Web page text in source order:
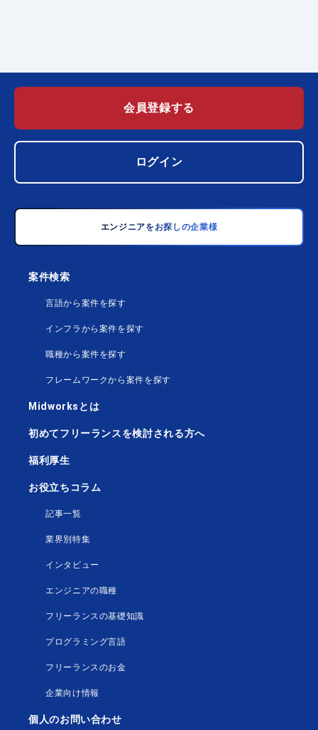
会員登録する
ログイン
エンジニアをお探しの企業様
案件検索
言語から案件を探す
インフラから案件を探す
職種から案件を探す
フレームワークから案件を探す
Midworksとは
初めてフリーランスを検討される方へ
福利厚生
お役立ちコラム
記事一覧
業界別特集
インタビュー
エンジニアの職種
フリーランスの基礎知識
プログラミング言語
フリーランスのお金
企業向け情報
個人のお問い合わせ